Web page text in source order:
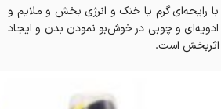
با رایحه‌ای گرم یا خنک و انرژی بخش و ملایم و
ادویه‌ای و چوبی در خوش‌بو نمودن بدن و ایجاد
است.